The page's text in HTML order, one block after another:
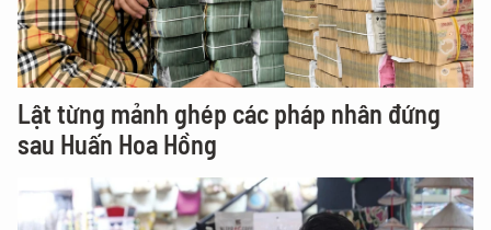
Lật từng mảnh ghép các pháp nhân đứng
sau Huấn Hoa Hồng